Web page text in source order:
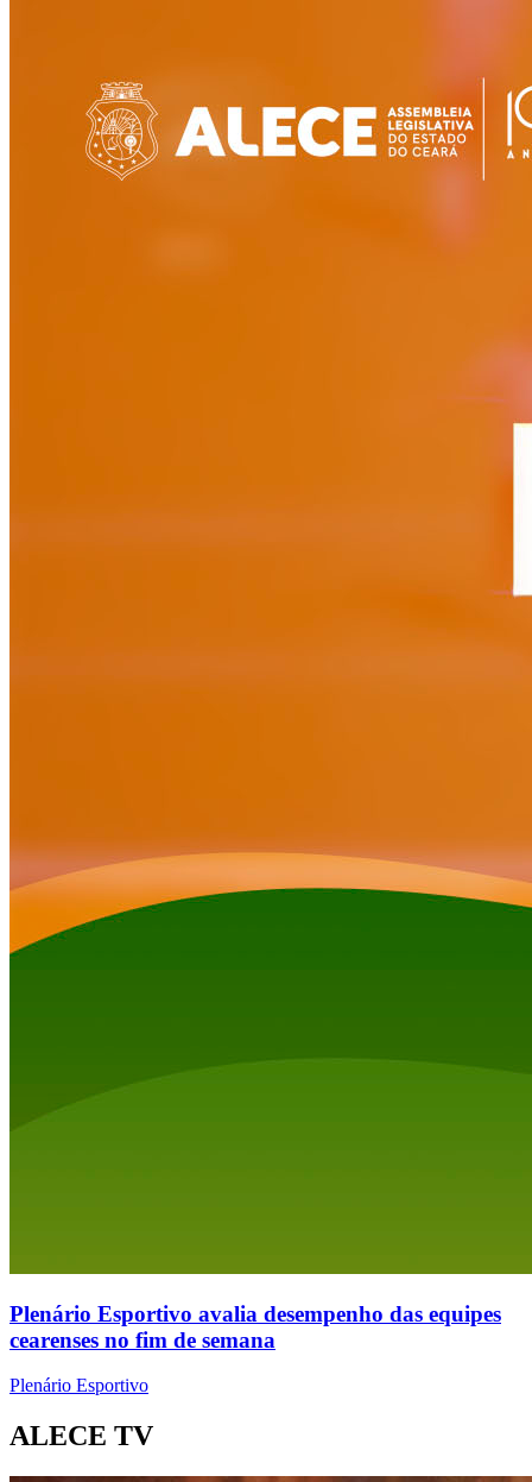
Plenário Esportivo avalia desempenho das equipes
cearenses no fim de semana
Plenário Esportivo
ALECE TV